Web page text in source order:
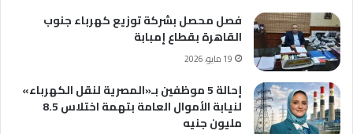
فصل محصل بشركة توزيع كهرباء جنوب
القاهرة بقطاع إمبابة
19 مايو، 2026
إحالة 5 موظفين بـ«المصرية لنقل الكهرباء»
لنيابة الأموال العامة بتهمة اختلاس 8.5
مليون جنيه